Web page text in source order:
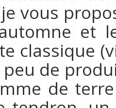
vous
et
classique
de
de